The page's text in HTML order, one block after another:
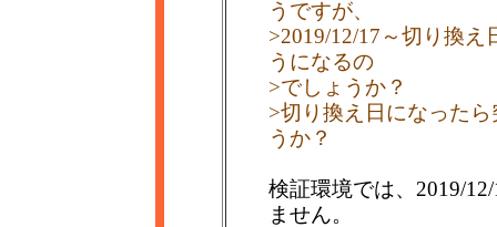
うですが、
>2019/12/17～切り換
うになるの
>でしょうか？
>切り換え日になった
うか？
検証環境では、2019/
ません。